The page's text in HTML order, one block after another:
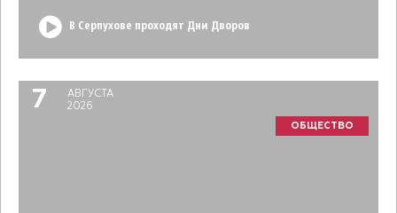
В Серпухове проходят Дни Дворов
7
АВГУСТА
2026
ОБЩЕСТВО